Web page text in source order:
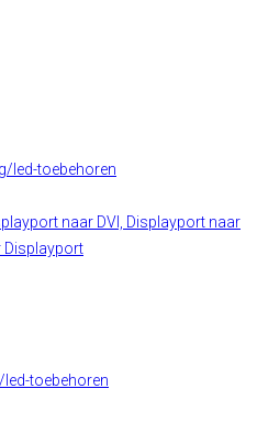
led-toebehoren
naar DVI, Displayport naar
Displayport
toebehoren